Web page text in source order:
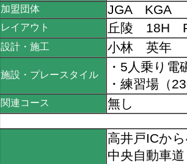
加盟団体 JGA KGA
レイアウト 丘陵 18H
設計・施工 小林 英年
施設・プレースタイル
・5人乗り電
・練習場（
関連コース 無し
高井戸ICか
中央自動車